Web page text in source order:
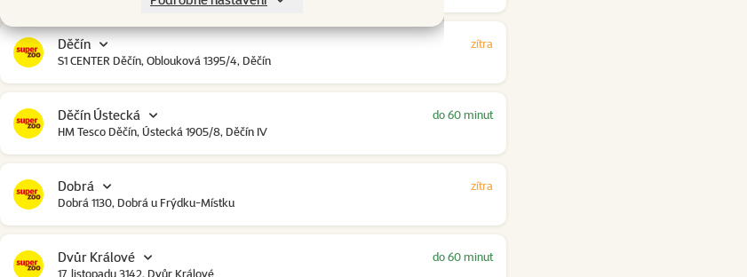
Děčín
S1 CENTER Děčín, Oblouková 1395/4, Děčín
zítra
Děčín Ústecká
HM Tesco Děčín, Ústecká 1905/8, Děčín IV
do 60 minut
Dobrá
Dobrá 1130, Dobrá u Frýdku-Místku
zítra
Dvůr Králové
17. listopadu 3142, Dvůr Králové
do 60 minut